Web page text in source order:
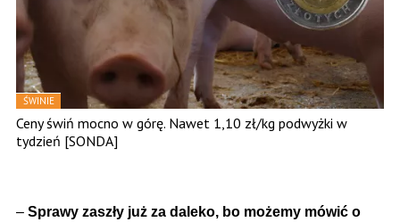
ŚWINIE
Ceny świń mocno w górę. Nawet 1,10 zł/kg podwyżki w
tydzień [SONDA]
– Sprawy zaszły już za daleko, bo możemy mówić o